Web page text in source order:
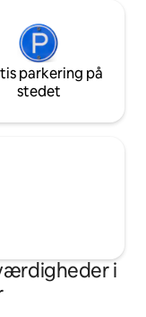
parkering på
stedet
i